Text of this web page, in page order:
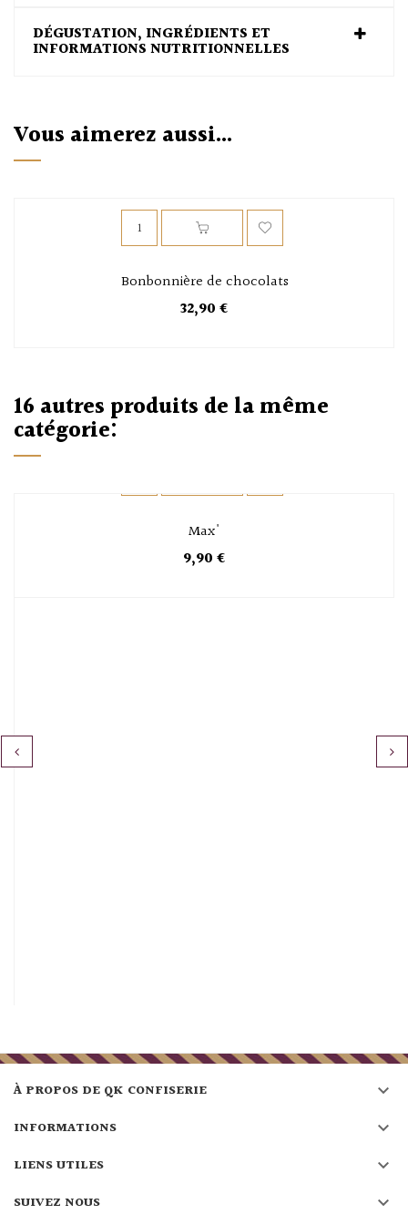
DÉGUSTATION, INGRÉDIENTS ET
INFORMATIONS NUTRITIONNELLES
Vous aimerez aussi...
Bonbonnière de chocolats
32,90 €
16 autres produits de la même
catégorie:
Max'
9,90 €
À PROPOS DE QK CONFISERIE 
INFORMATIONS 
LIENS UTILES 
SUIVEZ NOUS 